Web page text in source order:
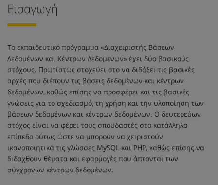
Εισαγωγή
Το εκπαιδευτικό πρόγραμμα «Διαχειριστής Βάσεων
Δεδομένων και Κέντρων Δεδομένων» έχει δύο βασικούς
στόχους. Πρωτίστως στοχεύει στο να διδάξει τις βασικές
αρχές που διέπουν τις βάσεις δεδομένων και κέντρων
δεδομένων, καθώς επίσης να προσφέρει και τις βασικές
γνώσεις για το σχεδιασμό, τη χρήση και την υλοποίηση των
βάσεων δεδομένων και κέντρων δεδομένων. Ο δευτερεύων
στόχος είναι να φέρει τους σπουδαστές στο κατάλληλο
επίπεδο ούτως ώστε να μπορούν να χειριστούν
ικανοποιητικά τις γλώσσες MySQL και PHP, καθώς επίσης να
διδαχθούν θέματα και εφαρμογές που άπτονται των
σύγχρονων κέντρων δεδομένων.